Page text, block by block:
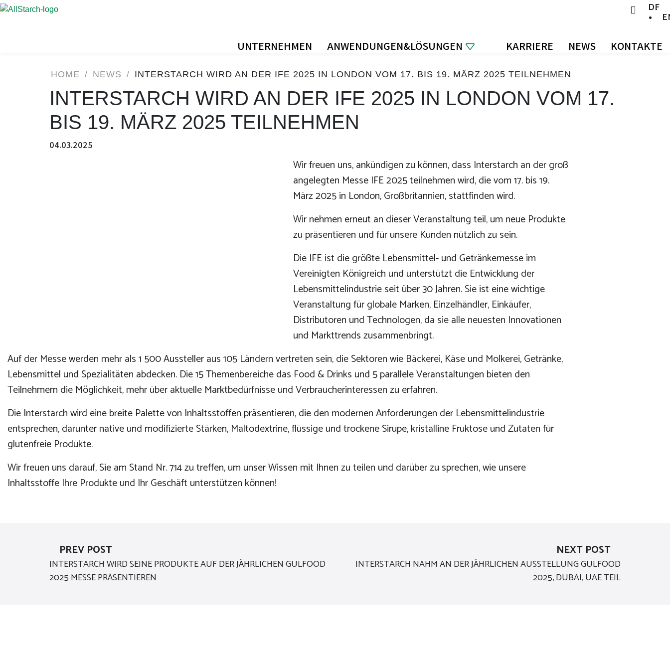
DE
UNTERNEHMEN ANWENDUNGEN&LÖSUNGEN KARRIERE NEWS KONTAKTE
HOME / NEWS / INTERSTARCH WIRD AN DER IFE 2025 IN LONDON VOM 17. BIS 19. MÄRZ 2025 TEILNEHMEN
INTERSTARCH WIRD AN DER IFE 2025 IN LONDON VOM 17.
BIS 19. MÄRZ 2025 TEILNEHMEN
04.03.2025
Wir freuen uns, ankündigen zu können, dass Interstarch an der groß
angelegten Messe IFE 2025 teilnehmen wird, die vom 17. bis 19.
März 2025 in London, Großbritannien, stattfinden wird.
Wir nehmen erneut an dieser Veranstaltung teil, um neue Produkte
zu präsentieren und für unsere Kunden nützlich zu sein.
Die IFE ist die größte Lebensmittel- und Getränkemesse im
Vereinigten Königreich und unterstützt die Entwicklung der
Lebensmittelindustrie seit über 30 Jahren. Sie ist eine wichtige
Veranstaltung für globale Marken, Einzelhändler, Einkäufer,
Distributoren und Technologen, da sie alle neuesten Innovationen
und Markttrends zusammenbringt.
Auf der Messe werden mehr als 1 500 Aussteller aus 105 Ländern vertreten sein, die Sektoren wie Bäckerei, Käse und Molkerei, Getränke,
Lebensmittel und Spezialitäten abdecken. Die 15 Themenbereiche das Food & Drinks und 5 parallele Veranstaltungen bieten den
Teilnehmern die Möglichkeit, mehr über aktuelle Marktbedürfnisse und Verbraucherinteressen zu erfahren.
Die Interstarch wird eine breite Palette von Inhaltsstoffen präsentieren, die den modernen Anforderungen der Lebensmittelindustrie
entsprechen, darunter native und modifizierte Stärken, Maltodextrine, flüssige und trockene Sirupe, kristalline Fruktose und Zutaten für
glutenfreie Produkte.
Wir freuen uns darauf, Sie am Stand Nr. 714 zu treffen, um unser Wissen mit Ihnen zu teilen und darüber zu sprechen, wie unsere
Inhaltsstoffe Ihre Produkte und Ihr Geschäft unterstützen können!
PREV POST
INTERSTARCH WIRD SEINE PRODUKTE AUF DER JÄHRLICHEN GULFOOD
2025 MESSE PRÄSENTIEREN
NEXT POST
INTERSTARCH NAHM AN DER JÄHRLICHEN AUSSTELLUNG GULFOOD
2025, DUBAI, UAE TEIL